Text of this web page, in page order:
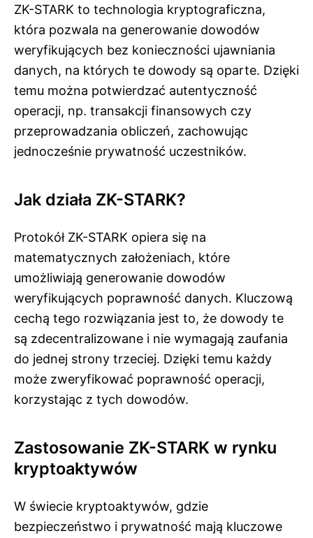
ZK-STARK to technologia kryptograficzna,
która pozwala na generowanie dowodów
weryfikujących bez konieczności ujawniania
danych, na których te dowody są oparte. Dzięki
temu można potwierdzać autentyczność
operacji, np. transakcji finansowych czy
przeprowadzania obliczeń, zachowując
jednocześnie prywatność uczestników.
Jak działa ZK-STARK?
Protokół ZK-STARK opiera się na
matematycznych założeniach, które
umożliwiają generowanie dowodów
weryfikujących poprawność danych. Kluczową
cechą tego rozwiązania jest to, że dowody te
są zdecentralizowane i nie wymagają zaufania
do jednej strony trzeciej. Dzięki temu każdy
może zweryfikować poprawność operacji,
korzystając z tych dowodów.
Zastosowanie ZK-STARK w rynku
kryptoaktywów
W świecie kryptoaktywów, gdzie
bezpieczeństwo i prywatność mają kluczowe